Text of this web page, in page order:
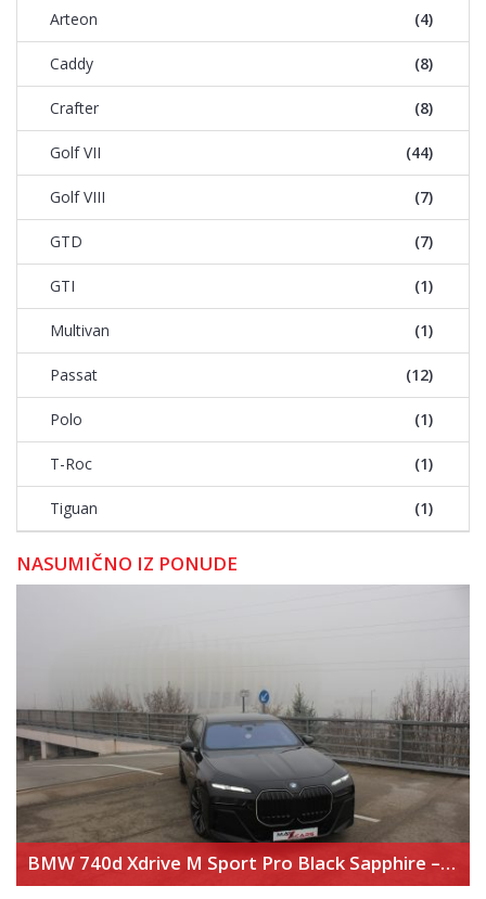
Arteon (4)
Caddy (8)
Crafter (8)
Golf VII (44)
Golf VIII (7)
GTD (7)
GTI (1)
Multivan (1)
Passat (12)
Polo (1)
T-Roc (1)
Tiguan (1)
NASUMIČNO IZ PONUDE
BMW 740d Xdrive M Sport Pro Black Sapphire – Executive Lounge – Theater Screen